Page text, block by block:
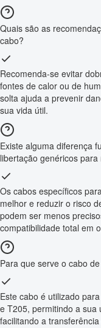
Quais são as
cabo?
Recomenda-se evitar
fontes de calor ou de
solta ajuda a prevenir
sua vida útil.
Existe alguma diferença
libertação genéricos
Os cabos específicos
melhor e reduzir o risco
podem ser menos
compatibilidade total em
Para que serve o cabo
Este cabo é utilizado
e T205, permitindo a sua
facilitando a